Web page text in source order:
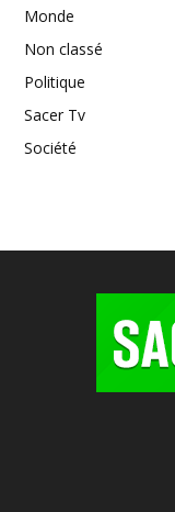
Monde
Non classé
Politique
Sacer Tv
Société